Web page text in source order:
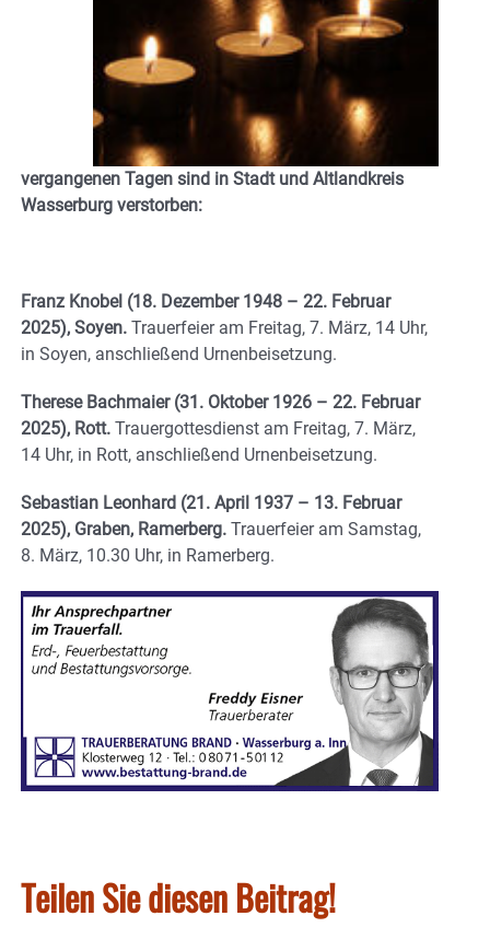
vergangenen Tagen sind in Stadt und Altlandkreis
Wasserburg verstorben:
Franz Knobel (18. Dezember 1948 – 22. Februar
2025), Soyen. Trauerfeier am Freitag, 7. März, 14 Uhr,
in Soyen, anschließend Urnenbeisetzung.
Therese Bachmaier (31. Oktober 1926 – 22. Februar
2025), Rott. Trauergottesdienst am Freitag, 7. März,
14 Uhr, in Rott, anschließend Urnenbeisetzung.
Sebastian Leonhard (21. April 1937 – 13. Februar
2025), Graben, Ramerberg. Trauerfeier am Samstag,
8. März, 10.30 Uhr, in Ramerberg.
Teilen Sie diesen Beitrag!